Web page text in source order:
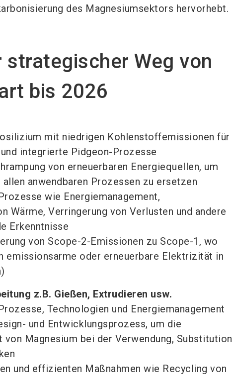
des Magnesiumsektors hervorhebt.
Weg von
bis 2026
mit niedrigen Kohlenstoffemissionen für
integrierte Pidgeon-Prozesse
von erneuerbaren Energiequellen, um
anwendbaren Prozessen zu ersetzen
wie Energiemanagement,
Wärme, Verringerung von Verlusten und andere
Erkenntnisse
von Scope-2-Emissionen zu Scope-1, wo
emissionsarme oder erneuerbare Elektrizität in
z.B. Gießen, Extrudieren usw.
Technologien und Energiemanagement
und Entwicklungsprozess, um die
Magnesium bei der Verwendung, Substitution
und effizienten Maßnahmen wie Recycling von